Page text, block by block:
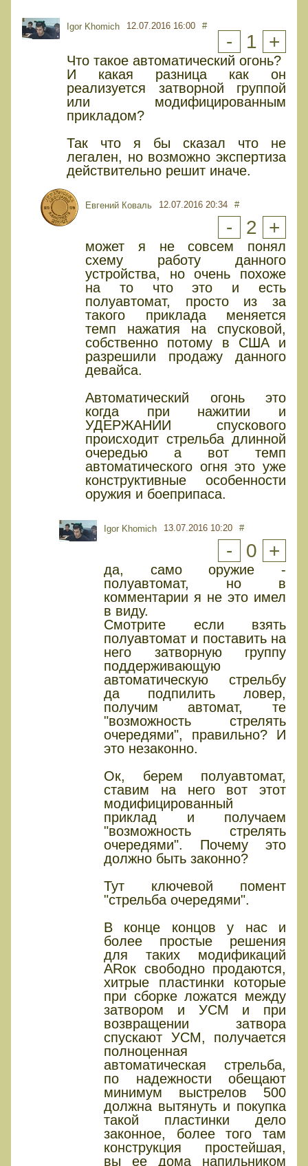
Igor Khomich 12.07.2016 16:00 #
- 1 +
Что такое автоматический огонь?
И какая разница как он
реализуется затворной группой
или модифицированным
прикладом?
Так что я бы сказал что не
легален, но возможно экспертиза
действительно решит иначе.
Евгений Коваль 12.07.2016 20:34 #
- 2 +
может я не совсем понял
схему работу данного
устройства, но очень похоже
на то что это и есть
полуавтомат, просто из за
такого приклада меняется
темп нажатия на спусковой,
собственно потому в США и
разрешили продажу данного
девайса.
Автоматический огонь это
когда при нажитии и
УДЕРЖАНИИ спускового
происходит стрельба длинной
очередью а вот темп
автоматического огня это уже
конструктивные особенности
оружия и боеприпаса.
Igor Khomich 13.07.2016 10:20 #
- 0 +
да, само оружие -
полуавтомат, но в
комментарии я не это имел
в виду.
Смотрите если взять
полуавтомат и поставить на
него затворную группу
поддерживающую
автоматическую стрельбу
да подпилить ловер,
получим автомат, те
"возможность стрелять
очередями", правильно? И
это незаконно.
Ок, берем полуавтомат,
ставим на него вот этот
модифицированный
приклад и получаем
"возможность стрелять
очередями". Почему это
должно быть законно?
Тут ключевой помент
"стрельба очередями".
В конце концов у нас и
более простые решения
для таких модификаций
ARок свободно продаются,
хитрые пластинки которые
при сборке ложатся между
затвором и УСМ и при
возвращении затвора
спускают УСМ, получается
полноценная
автоматическая стрельба,
по надежности обещают
минимум выстрелов 500
должна вытянуть и покупка
такой пластинки дело
законное, более того там
конструкция простейшая,
вы ее дома напильником